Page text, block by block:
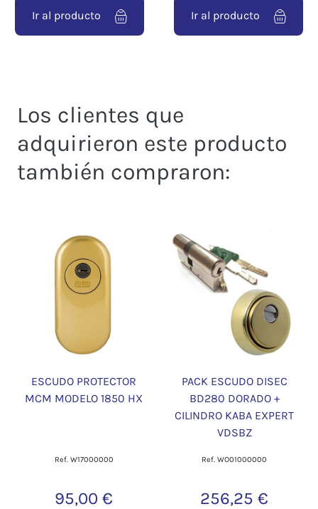
Ir al producto Ir al producto
Los clientes que
adquirieron este producto
también compraron:
ESCUDO PROTECTOR
MCM MODELO 1850 HX
Ref. W17000000
95,00 €
PACK ESCUDO DISEC
BD280 DORADO +
CILINDRO KABA EXPERT
VDSBZ
Ref. WO01000000
256,25 €